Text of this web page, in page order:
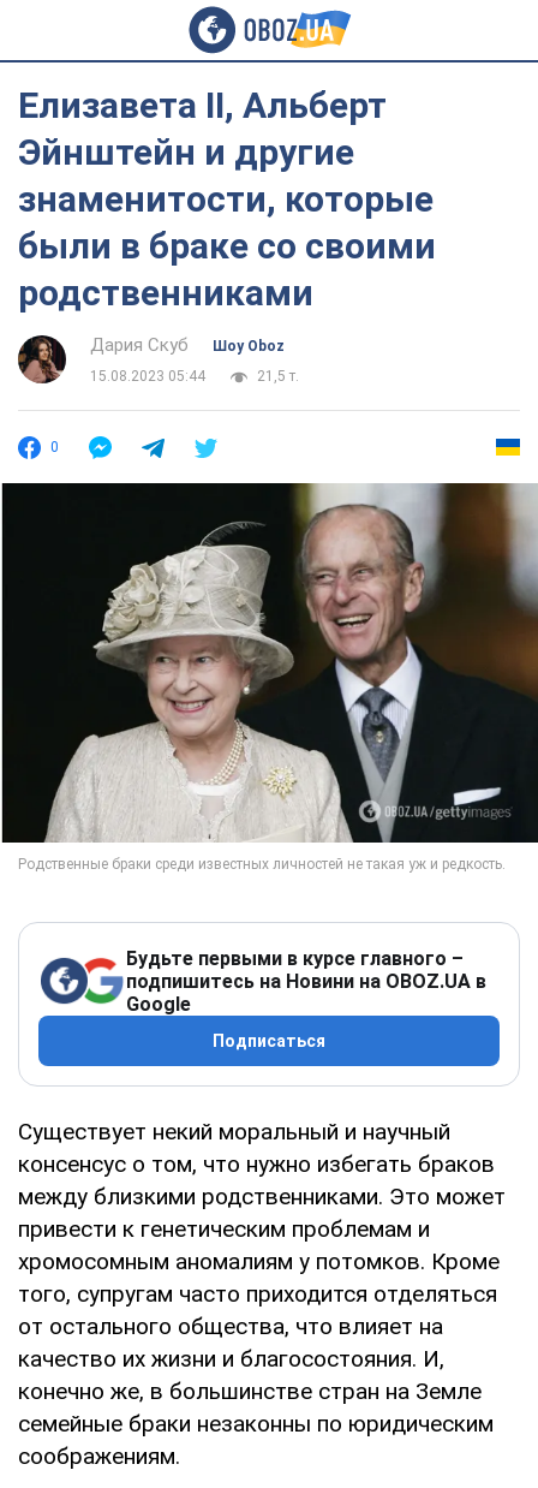
Елизавета II, Альберт
Эйнштейн и другие
знаменитости, которые
были в браке со своими
родственниками
Дария Скуб
Шоу Oboz
15.08.2023 05:44
21,5 т.
0
Будьте первыми в курсе главного –
подпишитесь на Новини на OBOZ.UA в
Google
Подписаться
Существует некий моральный и научный
консенсус о том, что нужно избегать браков
между близкими родственниками. Это может
привести к генетическим проблемам и
хромосомным аномалиям у потомков. Кроме
того, супругам часто приходится отделяться
от остального общества, что влияет на
качество их жизни и благосостояния. И,
конечно же, в большинстве стран на Земле
семейные браки незаконны по юридическим
соображениям.